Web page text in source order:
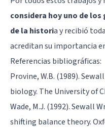
considera hoy uno de
de la historia y recibió
acreditan su importancia
Referencias bibliográficas:
Provine, W.B. (1989).
biology. The University of
Wade, M.J. (1992). Sewall
shifting balance theory.